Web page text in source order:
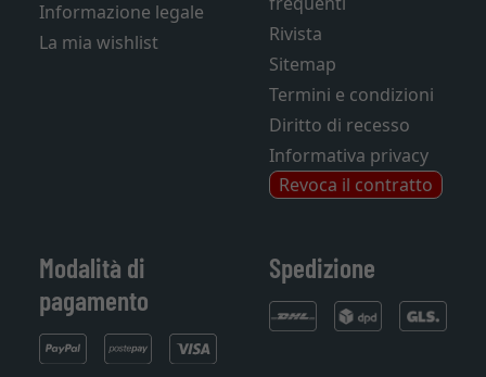
Informazione legale
La mia wishlist
Rivista
Sitemap
Termini e condizioni
Diritto di recesso
Informativa privacy
Revoca il contratto
Modalità di
pagamento
Spedizione